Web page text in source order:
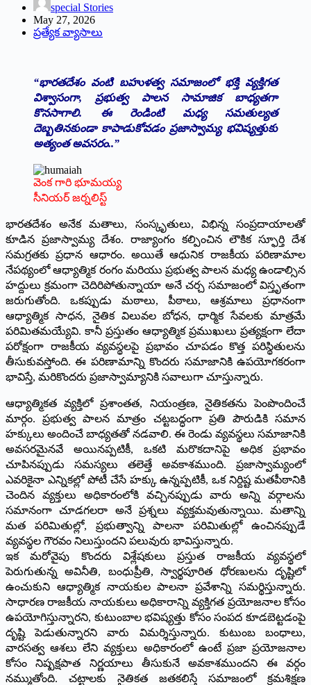
special Stories
May 27, 2026
ప్రత్యేక వ్యాసాలు
“భారతదేశం వంటి బహుళత్వ సమాజంలో భక్తి వ్యక్తిగత
విశ్వాసంగా, ప్రభుత్వ పాలన సామాజిక బాధ్యతగా
కొనసాగాలి. ఈ రెండింటి మధ్య సమతుల్యత
దెబ్బతినకుండా కాపాడుకోవడం ప్రజాస్వామ్య భవిష్యత్తుకు
అత్యంత అవసరం..”
వెంక గారి భూమయ్య
సీనియర్ జర్నలిస్ట్
భారతదేశం అనేక మతాలు, సంస్కృతులు, విభిన్న సంప్రదాయాలతో
కూడిన ప్రజాస్వామ్య దేశం. రాజ్యాంగం కల్పించిన లౌకిక స్ఫూర్తి దేశ
సమగ్రతకు ప్రధాన ఆధారం. అయితే ఆధునిక రాజకీయ పరిణామాల
నేపథ్యంలో ఆధ్యాత్మిక రంగం మరియు ప్రభుత్వ పాలన మధ్య ఉండాల్సిన
హద్దులు క్రమంగా చెదిరిపోతున్నాయా అనే చర్చ సమాజంలో విస్తృతంగా
జరుగుతోంది. ఒకప్పుడు మఠాలు, పీఠాలు, ఆశ్రమాలు ప్రధానంగా
ఆధ్యాత్మిక సాధన, నైతిక విలువల బోధన, ధార్మిక సేవలకు మాత్రమే
పరిమితమయ్యేవి. కానీ ప్రస్తుతం ఆధ్యాత్మిక ప్రముఖులు ప్రత్యక్షంగా లేదా
పరోక్షంగా రాజకీయ వ్యవస్థలపై ప్రభావం చూపడం కొత్త పరిస్థితులను
తీసుకువస్తోంది. ఈ పరిణామాన్ని కొందరు సమాజానికి ఉపయోగకరంగా
భావిస్తే, మరికొందరు ప్రజాస్వామ్యానికి సవాలుగా చూస్తున్నారు.
ఆధ్యాత్మికత వ్యక్తిలో ప్రశాంతత, నియంత్రణ, నైతికతను పెంపొందించే
మార్గం. ప్రభుత్వ పాలన మాత్రం చట్టబద్ధంగా ప్రతి పౌరుడికి సమాన
హక్కులు అందించే బాధ్యతతో నడవాలి. ఈ రెండు వ్యవస్థలు సమాజానికి
అవసరమైనవే అయినప్పటికీ, ఒకటి మరొకదానిపై అధిక ప్రభావం
చూపినప్పుడు సమస్యలు తలెత్తే అవకాశముంది. ప్రజాస్వామ్యంలో
ఎవరికైనా ఎన్నికల్లో పోటీ చేసే హక్కు ఉన్నప్పటికీ, ఒక నిర్దిష్ట మతపీఠానికి
చెందిన వ్యక్తులు అధికారంలోకి వచ్చినప్పుడు వారు అన్ని వర్గాలను
సమానంగా చూడగలరా అనే ప్రశ్నలు వ్యక్తమవుతున్నాయి. మతాన్ని
మత పరిమితుల్లో, ప్రభుత్వాన్ని పాలనా పరిమితుల్లో ఉంచినప్పుడే
వ్యవస్థల గౌరవం నిలుస్తుందని పలువురు భావిస్తున్నారు.
ఇక మరోవైపు కొందరు విశ్లేషకులు ప్రస్తుత రాజకీయ వ్యవస్థలో
పెరుగుతున్న అవినీతి, బంధుప్రీతి, స్వార్థపూరిత ధోరణులను దృష్టిలో
ఉంచుకుని ఆధ్యాత్మిక నాయకుల పాలనా ప్రవేశాన్ని సమర్థిస్తున్నారు.
సాధారణ రాజకీయ నాయకులు అధికారాన్ని వ్యక్తిగత ప్రయోజనాల కోసం
ఉపయోగిస్తున్నారని, కుటుంబాల భవిష్యత్తు కోసం సంపద కూడబెట్టడంపై
దృష్టి పెడుతున్నారని వారు విమర్శిస్తున్నారు. కుటుంబ బంధాలు,
వారసత్వ ఆశలు లేని వ్యక్తులు అధికారంలో ఉంటే ప్రజా ప్రయోజనాల
కోసం నిష్పక్షపాత నిర్ణయాలు తీసుకునే అవకాశముందని ఈ వర్గం
నమ్ముతోంది. చట్టాలకు నైతికత జతకలిస్తే సమాజంలో క్రమశిక్షణ